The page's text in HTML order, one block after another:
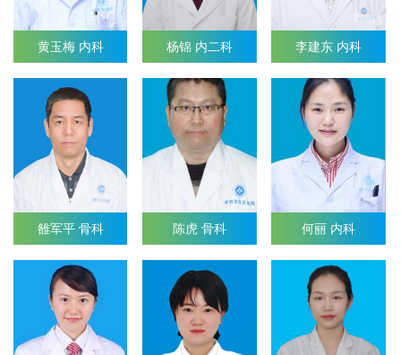
黄玉梅 内科 杨锦 内二科 李建东 内科
雒军平 骨科 陈虎 骨科 何丽 内科